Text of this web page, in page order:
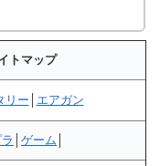
トマップ
リー エアガン
ゲーム